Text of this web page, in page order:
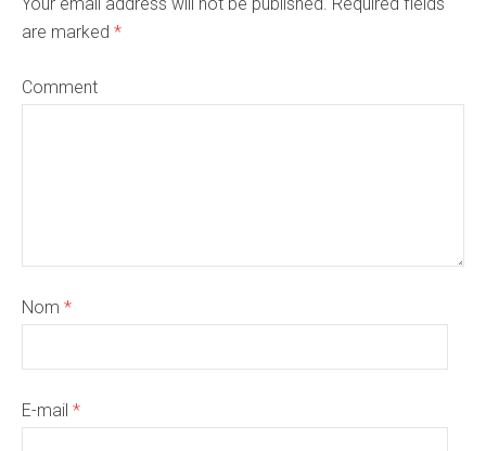
are marked *
Comment
Nom *
E-mail *